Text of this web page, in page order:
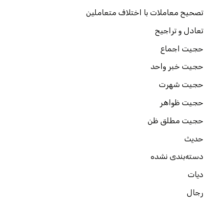
تصحیح معاملات با اختلاف متعاملین
تعادل و تراجیح
حجیت اجماع
حجیت خبر واحد
حجیت شهرت
حجیت ظواهر
حجیت مطلق ظن
حدیث
دسته‌بندی نشده
دیات
رجال